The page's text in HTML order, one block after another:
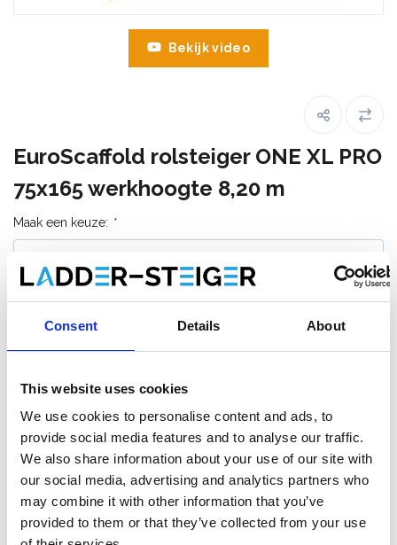
Consent Details About
This website uses cookies
We use cookies to personalise content and ads, to
provide social media features and to analyse our traffic.
We also share information about your use of our site with
our social media, advertising and analytics partners who
may combine it with other information that you’ve
provided to them or that they’ve collected from your use
Bekijk video
EuroScaffold rolsteiger ONE XL PRO
75x165 werkhoogte 8,20 m
Maak een keuze: *
Toevoegen aan winkelwagen
Toevoegen aan offerte